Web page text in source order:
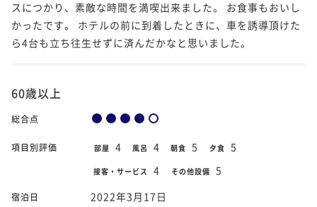
スにつかり、素敵な時間を満喫出来ました。 お食事もおいし
かったです。 ホテルの前に到着したときに、車を誘導頂けた
ら4台も立ち往生せずに済んだかなと思いました。
60歳以上
総合点
項目別評価 部屋 4 風呂 4 朝食 5 夕食 5
接客・サービス 4 その他設備 5
宿泊日 2022年3月17日